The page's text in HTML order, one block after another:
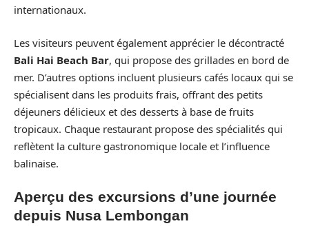
internationaux.
Les visiteurs peuvent également apprécier le décontracté
Bali Hai Beach Bar, qui propose des grillades en bord de
mer. D’autres options incluent plusieurs cafés locaux qui se
spécialisent dans les produits frais, offrant des petits
déjeuners délicieux et des desserts à base de fruits
tropicaux. Chaque restaurant propose des spécialités qui
reflètent la culture gastronomique locale et l’influence
balinaise.
Aperçu des excursions d’une journée
depuis Nusa Lembongan